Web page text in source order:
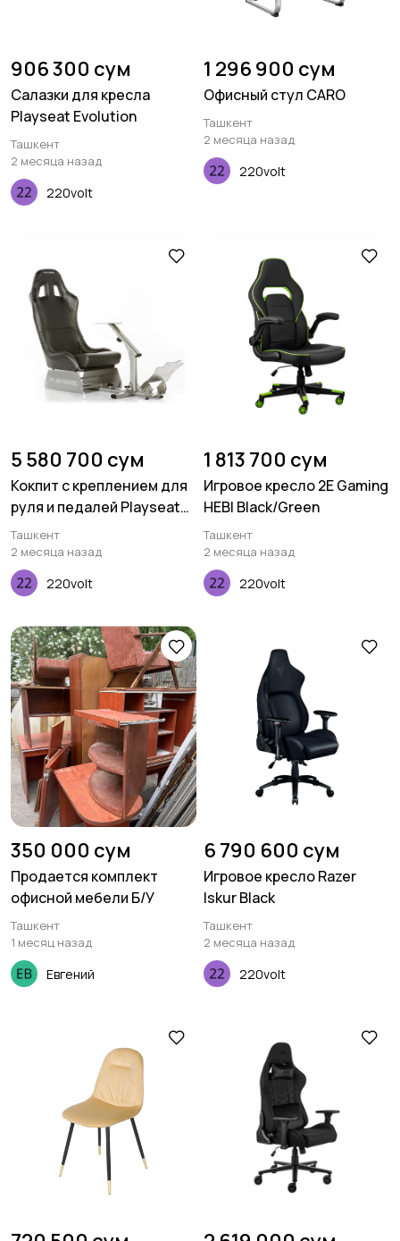
906 300 сум
Салазки для кресла
Playseat Evolution
Ташкент
2 месяца назад
220volt
1 296 900 сум
Офисный стул CARO
Ташкент
2 месяца назад
220volt
5 580 700 сум
Кокпит с креплением для
руля и педалей Playseat
Evolution - Black
Ташкент
2 месяца назад
220volt
1 813 700 сум
Игровое кресло 2E Gaming
HEBI Black/Green
Ташкент
2 месяца назад
220volt
350 000 сум
Продается комплект
офисной мебели Б/У
Ташкент
1 месяц назад
Евгений
6 790 600 сум
Игровое кресло Razer
Iskur Black
Ташкент
2 месяца назад
220volt